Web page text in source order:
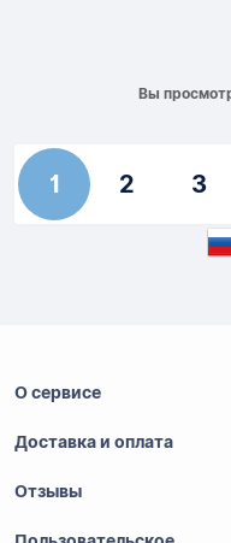
Вы
1 2 3
О сервисе
Доставка и оплата
Отзывы